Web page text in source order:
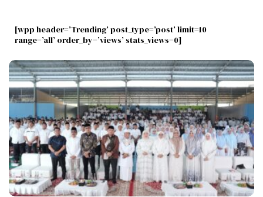
[wpp header=’Trending’ post_type=’post’ limit=10
range=’all’ order_by=’views’ stats_views=0]